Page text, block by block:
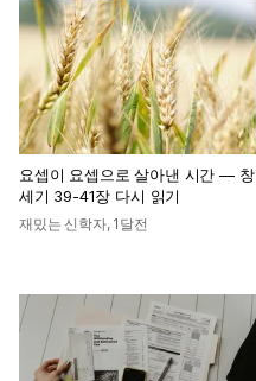
요셉이 요셉으로 살아낸 시간 — 창
세기 39-41장 다시 읽기
재밌는 신학자, 1달전